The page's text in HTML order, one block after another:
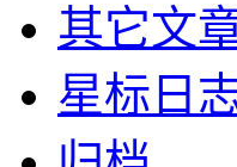
其它文
星标日